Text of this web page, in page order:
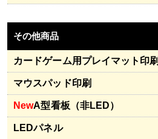
その他商品
カードゲーム用プレイマット印刷
マウスパッド印刷
NewA型看板（非LED）
LEDパネル